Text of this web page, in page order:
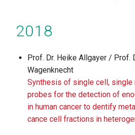
2018
Prof. Dr. Heike Allgayer / Prof.
Wagenknecht
Synthesis of single cell, single
probes for the detection of
in human cancer to dentify
cance cell fractions in